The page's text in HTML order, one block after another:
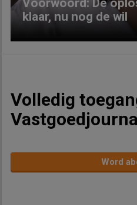
Voorwoord: De
klaar, nu nog de wil
Volledig
Word